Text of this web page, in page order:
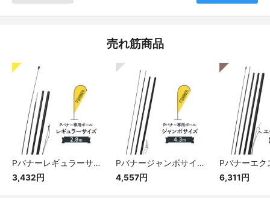
売れ筋商品
Pバナーレギュラーサイズ専用ポール
3,432円
Pバナージャンボサイズ専用ポール
4,557円
6,311円